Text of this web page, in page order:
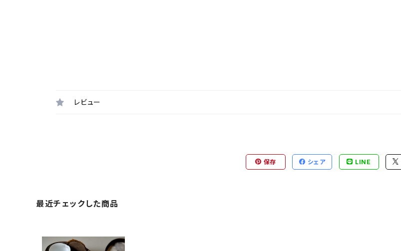
レビュー
保存 シェア LINE
最近チェックした商品